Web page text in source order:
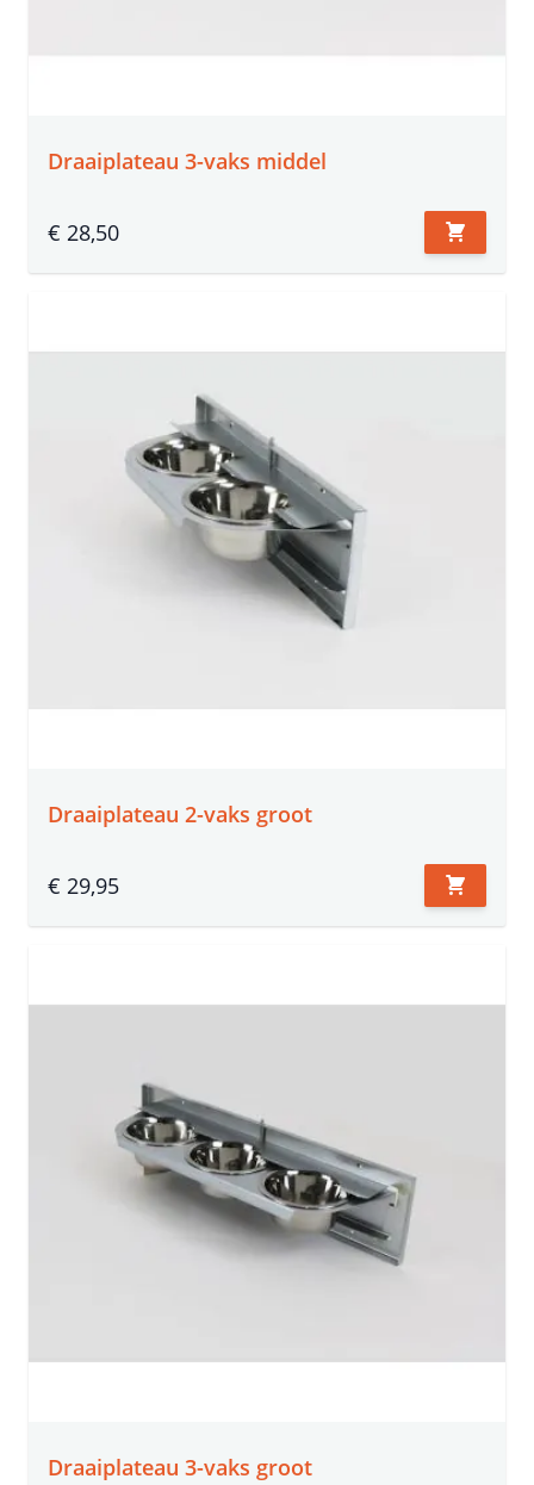
Draaiplateau 3-vaks middel
€ 28,50
Draaiplateau 2-vaks groot
€ 29,95
Draaiplateau 3-vaks groot